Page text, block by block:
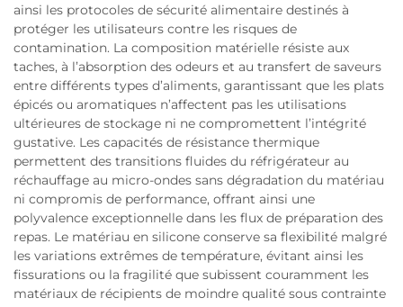
ainsi les protocoles de sécurité alimentaire destinés à
protéger les utilisateurs contre les risques de
contamination. La composition matérielle résiste aux
taches, à l’absorption des odeurs et au transfert de saveurs
entre différents types d’aliments, garantissant que les plats
épicés ou aromatiques n’affectent pas les utilisations
ultérieures de stockage ni ne compromettent l’intégrité
gustative. Les capacités de résistance thermique
permettent des transitions fluides du réfrigérateur au
réchauffage au micro-ondes sans dégradation du matériau
ni compromis de performance, offrant ainsi une
polyvalence exceptionnelle dans les flux de préparation des
repas. Le matériau en silicone conserve sa flexibilité malgré
les variations extrêmes de température, évitant ainsi les
fissurations ou la fragilité que subissent couramment les
matériaux de récipients de moindre qualité sous contrainte